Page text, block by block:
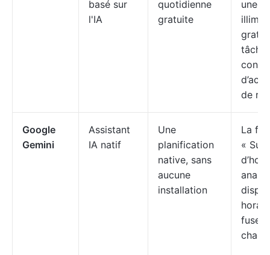
basé sur
l'IA
quotidienne
gratuite
une
de
Google
Gemini
Assistant
IA natif
Une
planification
native, sans
aucune
installation
La
«